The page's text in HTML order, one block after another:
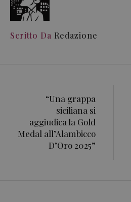
Scritto Da Redazione
“Una grappa
siciliana si
aggiudica la Gold
Medal all’Alambicco
D’Oro 2025”